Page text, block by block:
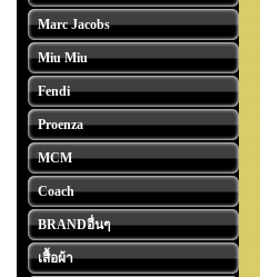
Marc Jacobs
Miu Miu
Fendi
Proenza
MCM
Coach
BRANDอื่นๆ
เสื้อผ้า